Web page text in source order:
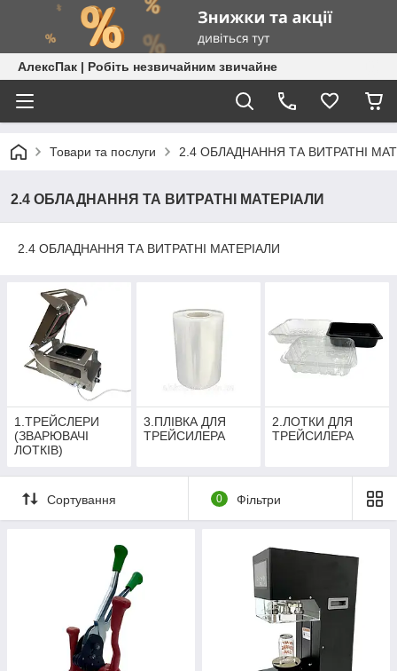
АлексПак | Робіть незвичайним звичайне
Товари та послуги 2.4 ОБЛАДНАННЯ ТА ВИТРАТНІ
2.4 ОБЛАДНАННЯ ТА ВИТРАТНІ МАТЕРІАЛИ
2.4 ОБЛАДНАННЯ ТА ВИТРАТНІ МАТЕРІАЛИ
1.ТРЕЙСЛЕРИ
(ЗВАРЮВАЧІ
ЛОТКІВ)
3.ПЛІВКА ДЛЯ
ТРЕЙСИЛЕРА
2.ЛОТКИ ДЛЯ
ТРЕЙСИЛЕРА
Сортування 0 Фільтри